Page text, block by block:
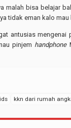
malah bisa belajar
tidak eman kalo
antusias mengenai
pinjem handphone
kkn dari rumah